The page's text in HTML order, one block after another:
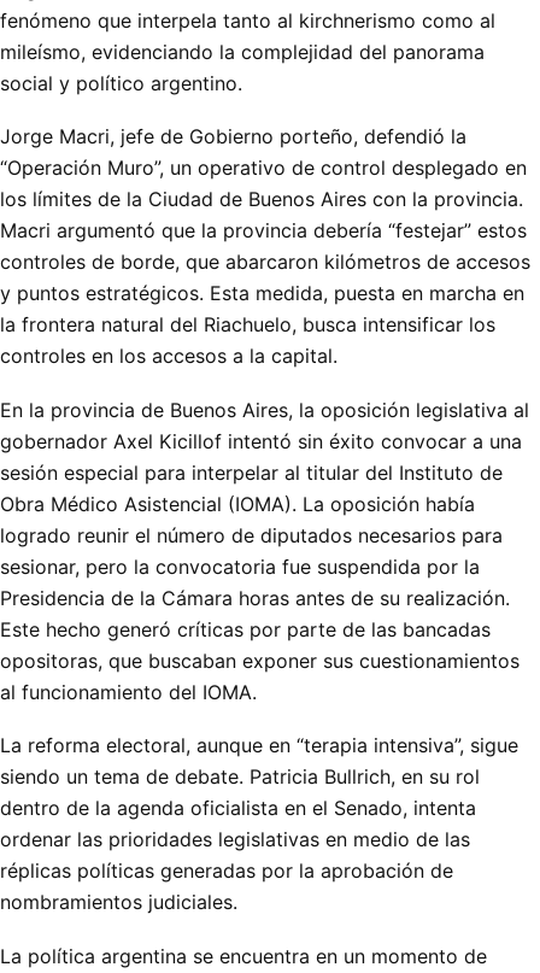
fenómeno que interpela tanto al kirchnerismo como al
mileísmo, evidenciando la complejidad del panorama
social y político argentino.
Jorge Macri, jefe de Gobierno porteño, defendió la
“Operación Muro”, un operativo de control desplegado en
los límites de la Ciudad de Buenos Aires con la provincia.
Macri argumentó que la provincia debería “festejar” estos
controles de borde, que abarcaron kilómetros de accesos
y puntos estratégicos. Esta medida, puesta en marcha en
la frontera natural del Riachuelo, busca intensificar los
controles en los accesos a la capital.
En la provincia de Buenos Aires, la oposición legislativa al
gobernador Axel Kicillof intentó sin éxito convocar a una
sesión especial para interpelar al titular del Instituto de
Obra Médico Asistencial (IOMA). La oposición había
logrado reunir el número de diputados necesarios para
sesionar, pero la convocatoria fue suspendida por la
Presidencia de la Cámara horas antes de su realización.
Este hecho generó críticas por parte de las bancadas
opositoras, que buscaban exponer sus cuestionamientos
al funcionamiento del IOMA.
La reforma electoral, aunque en “terapia intensiva”, sigue
siendo un tema de debate. Patricia Bullrich, en su rol
dentro de la agenda oficialista en el Senado, intenta
ordenar las prioridades legislativas en medio de las
réplicas políticas generadas por la aprobación de
nombramientos judiciales.
La política argentina se encuentra en un momento de